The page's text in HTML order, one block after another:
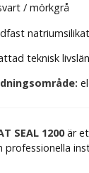
/ mörkgrå
natriumsilikat
teknisk
SEAL 1200är
professionella